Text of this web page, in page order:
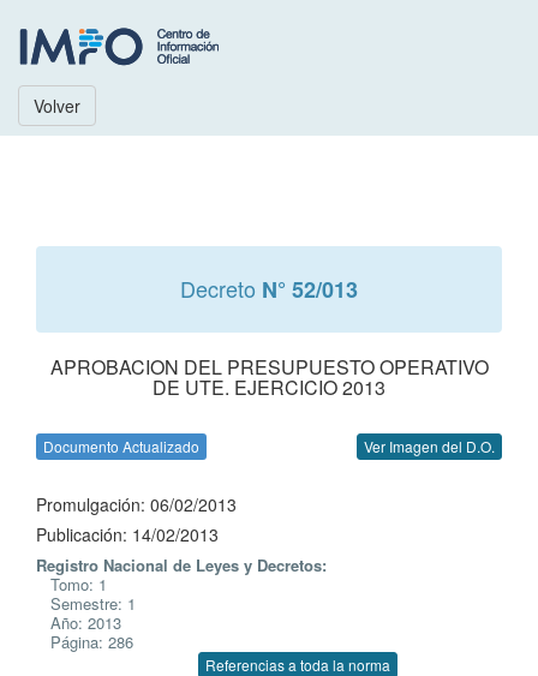
Volver
Decreto N° 52/013
APROBACION DEL PRESUPUESTO OPERATIVO
DE UTE. EJERCICIO 2013
Documento Actualizado Ver Imagen del D.O.
Promulgación: 06/02/2013
Publicación: 14/02/2013
Registro Nacional de Leyes y Decretos:
Tomo: 1
Semestre: 1
Año: 2013
Página: 286
Referencias a toda la norma